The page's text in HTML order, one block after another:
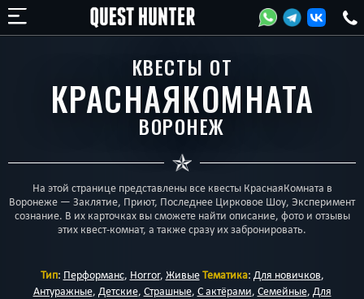
КВЕСТЫ ОТ
КРАСНАЯКОМНАТА
ВОРОНЕЖ
На этой странице представлены все квесты КраснаяКомната в
Воронеже — Заклятие, Приют, Последнее Цирковое Шоу, Эксперимент
сознание. В их карточках вы сможете найти описание, фото и отзывы
этих квест-комнат, а также сразу их забронировать.
Тип: Перформанс, Horror, ЖивыеТематика: Для новичков,
Антуражные, Детские, Страшные, С актёрами, Семейные, Для